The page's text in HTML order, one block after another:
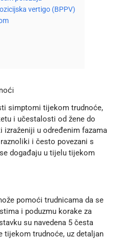
vertigo (BPPV)
simptomi tijekom trudnoće,
i učestalosti od žene do
izraženiji u određenim fazama
i često povezani s
događaju u tijelu tijekom
pomoći trudnicama da se
i poduzmu korake za
su navedena 5 česta
tijekom trudnoće, uz detaljan